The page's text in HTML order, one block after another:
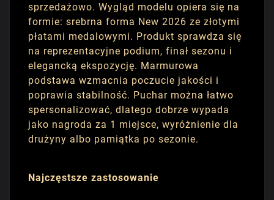
sprzedażowo. Wygląd modelu opiera się na
formie: srebrna forma New 2026 ze złotymi
płatami medalowymi. Produkt sprawdza się
na reprezentacyjne podium, finał sezonu i
elegancką ekspozycję. Marmurowa
podstawa wzmacnia poczucie jakości i
poprawia stabilność. Puchar można łatwo
spersonalizować, dlatego dobrze wypada
jako nagroda za 1 miejsce, wyróżnienie dla
drużyny albo pamiątka po sezonie.
Najczęstsze zastosowanie